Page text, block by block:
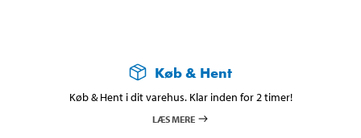
Køb & Hent
Køb & Hent i dit varehus. Klar inden for 2 timer!
LÆS MERE